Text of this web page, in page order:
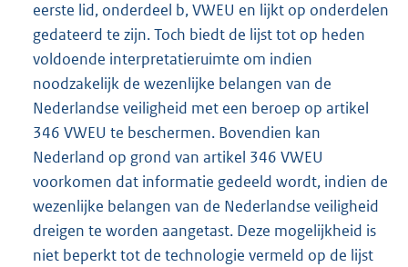
eerste lid, onderdeel b, VWEU en lijkt op onderdelen
gedateerd te zijn. Toch biedt de lijst tot op heden
voldoende interpretatieruimte om indien
noodzakelijk de wezenlijke belangen van de
Nederlandse veiligheid met een beroep op artikel
346 VWEU te beschermen. Bovendien kan
Nederland op grond van artikel 346 VWEU
voorkomen dat informatie gedeeld wordt, indien de
wezenlijke belangen van de Nederlandse veiligheid
dreigen te worden aangetast. Deze mogelijkheid is
niet beperkt tot de technologie vermeld op de lijst